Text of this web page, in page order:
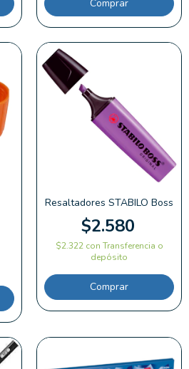
Resaltadores STABILO Boss
$2.580
$2.322 con Transferencia o
depósito
Comprar